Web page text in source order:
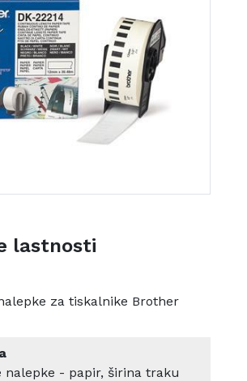
lastnosti
za tiskalnike Brother
nalepke - papir, širina traku